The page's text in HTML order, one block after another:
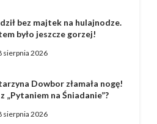
bez majtek na hulajnodze.
było jeszcze gorzej!
sierpnia 2026
Dowbor złamała nogę!
„Pytaniem na Śniadanie”?
sierpnia 2026